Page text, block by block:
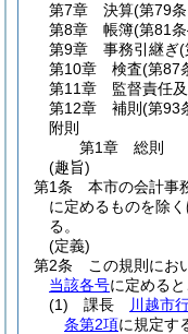
第7章
決算(第79
第8章
帳簿(第81
第9章
事務引継ぎ(
第10章
検査(第87
第11章
監督責任
第12章
補則 (第93
附則
第1章
総則
(趣旨)
第1条
本市の会計事
に定めるものを除
る。
(定義)
第2条
この規則にお
当該各号に定めると
(1)
課長 川越市
条第2項に規定す